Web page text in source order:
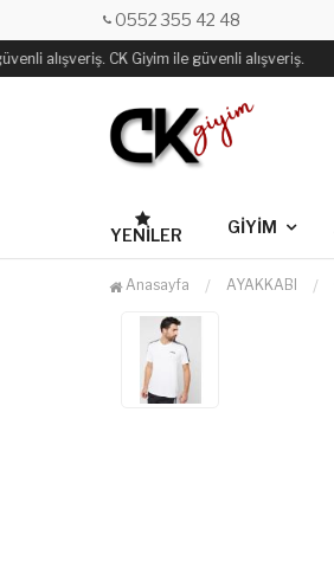
0552 355 42 48
alışveriş. CK Giyim ile güvenli alışveriş.
YENILER GİYİM
Anasayfa AYAKKABI